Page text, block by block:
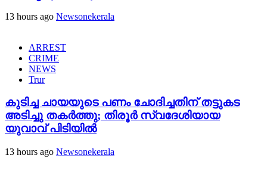
13 hours ago Newsonekerala
ARREST
CRIME
NEWS
Trur
കുടിച്ച ചായയുടെ പണം ചോദിച്ചതിന് തട്ടുകട
അടിച്ചു തകർത്തു; തിരൂർ സ്വദേശിയായ
യുവാവ് പിടിയിൽ
13 hours ago Newsonekerala